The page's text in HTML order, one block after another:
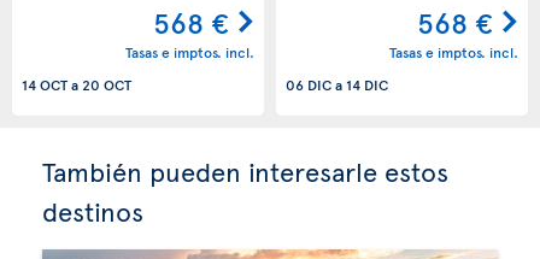
568 €
Tasas e imptos. incl.
14 OCTa20 OCT
568 €
Tasas e imptos. incl.
06 DICa14 DIC
También pueden interesarle estos
destinos